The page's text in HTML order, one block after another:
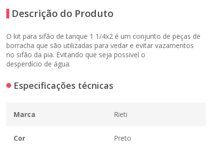
Descrição do Produto
O kit para sifão de tanque 1 1/4x2 é um conjunto de peças de
borracha que são utilizadas para vedar e evitar vazamentos
no sifão da pia. Evitando que seja possivel o
desperdício de água.
Especificações técnicas
Marca Rieti
Cor Preto